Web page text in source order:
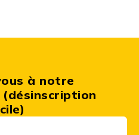
à notre
(désinscription